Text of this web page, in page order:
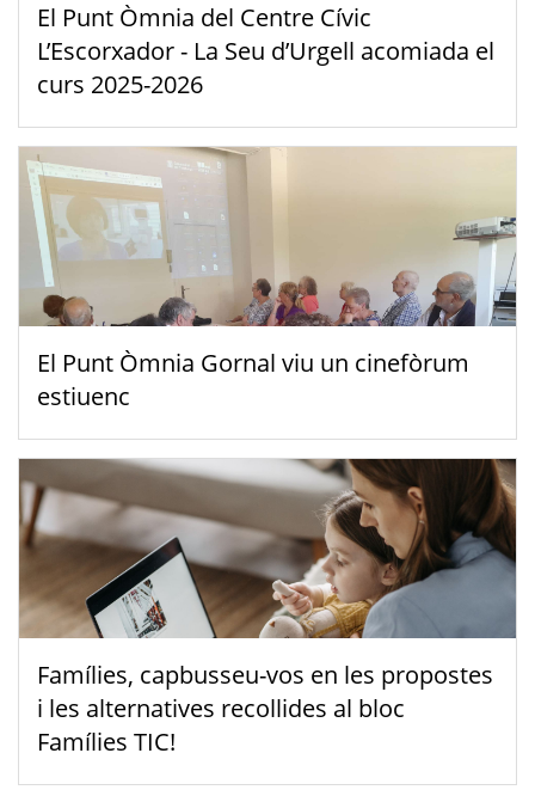
El Punt Òmnia del Centre Cívic
L’Escorxador - La Seu d’Urgell acomiada el
curs 2025-2026
El Punt Òmnia Gornal viu un cinefòrum
estiuenc
Famílies, capbusseu-vos en les propostes
i les alternatives recollides al bloc
Famílies TIC!